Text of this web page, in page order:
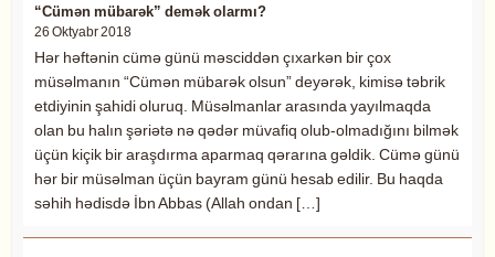
“Cümən mübarək” demək olarmı?
26 Oktyabr 2018
Hər həftənin cümə günü məsciddən çıxarkən bir çox
müsəlmanın “Cümən mübarək olsun” deyərək, kimisə təbrik
etdiyinin şahidi oluruq. Müsəlmanlar arasında yayılmaqda
olan bu halın şəriətə nə qədər müvafiq olub-olmadığını bilmək
üçün kiçik bir araşdırma aparmaq qərarına gəldik. Cümə günü
hər bir müsəlman üçün bayram günü hesab edilir. Bu haqda
səhih hədisdə İbn Abbas (Allah ondan […]